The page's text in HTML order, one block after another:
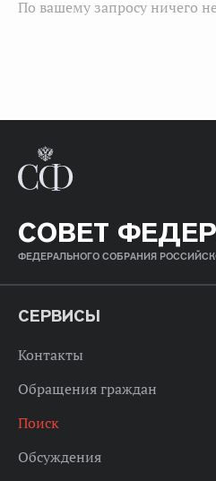
По вашему запросу ничего
СОВЕТ
ФЕДЕРАЛЬНОГО СОБРАНИЯ
СЕРВИСЫ
Контакты
Обращения граждан
Поиск
Обсуждения